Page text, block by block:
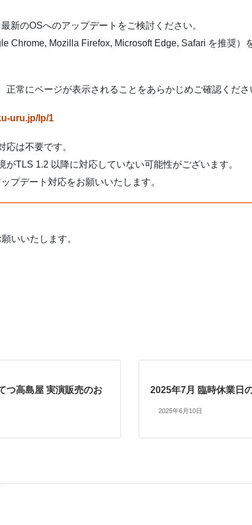
新のOSへのアップデートをご検討ください。
Chrome, Mozilla Firefox, Microsoft Edge, Safari を推奨）
常にページが表示されることをあらかじめご確認くださ
uru.jp/lp/1
は不要です。
TLS 1.2 以降に対応していない可能性がございます。
プデート対応をお願いいたします。
いいたします。
つ高島屋 実演販売のお
2025年7月 臨時休業日
2025年6月10日